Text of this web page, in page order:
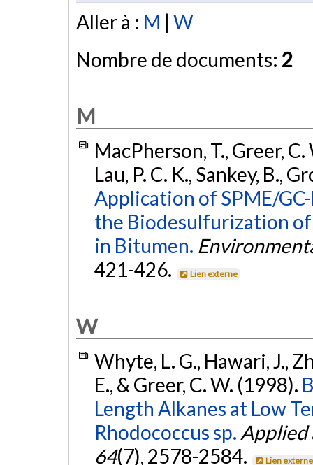
Aller à : M | W
Nombre de documents: 2
M
MacPherson, T., Greer, C.
Lau, P. C. K., Sankey, B.,
Application of SPME/
the Biodesulfurization
in Bitumen.
421-426.
Lien externe
W
Whyte, L. G., Hawari, J.,
E., & Greer, C. W. (1998).
Length Alkanes at Low
Rhodococcus sp. Applied
64(7), 2578-2584. Lien externe